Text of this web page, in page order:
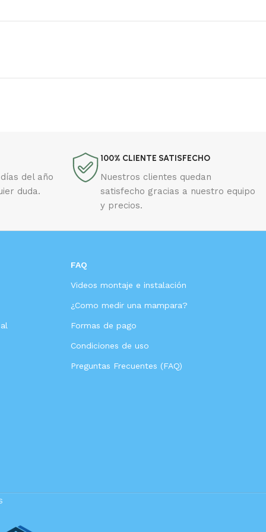
del año
duda.
100% CLIENTE SATISFECHO
Nuestros clientes quedan
satisfecho gracias a nuestro equipo
y precios.
FAQ
Videos montaje e instalación
¿Como medir una mampara?
Formas de pago
Condiciones de uso
Preguntas Frecuentes (FAQ)